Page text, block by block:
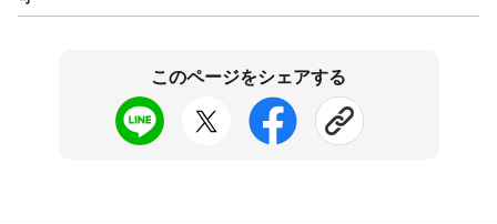
このページをシェアする